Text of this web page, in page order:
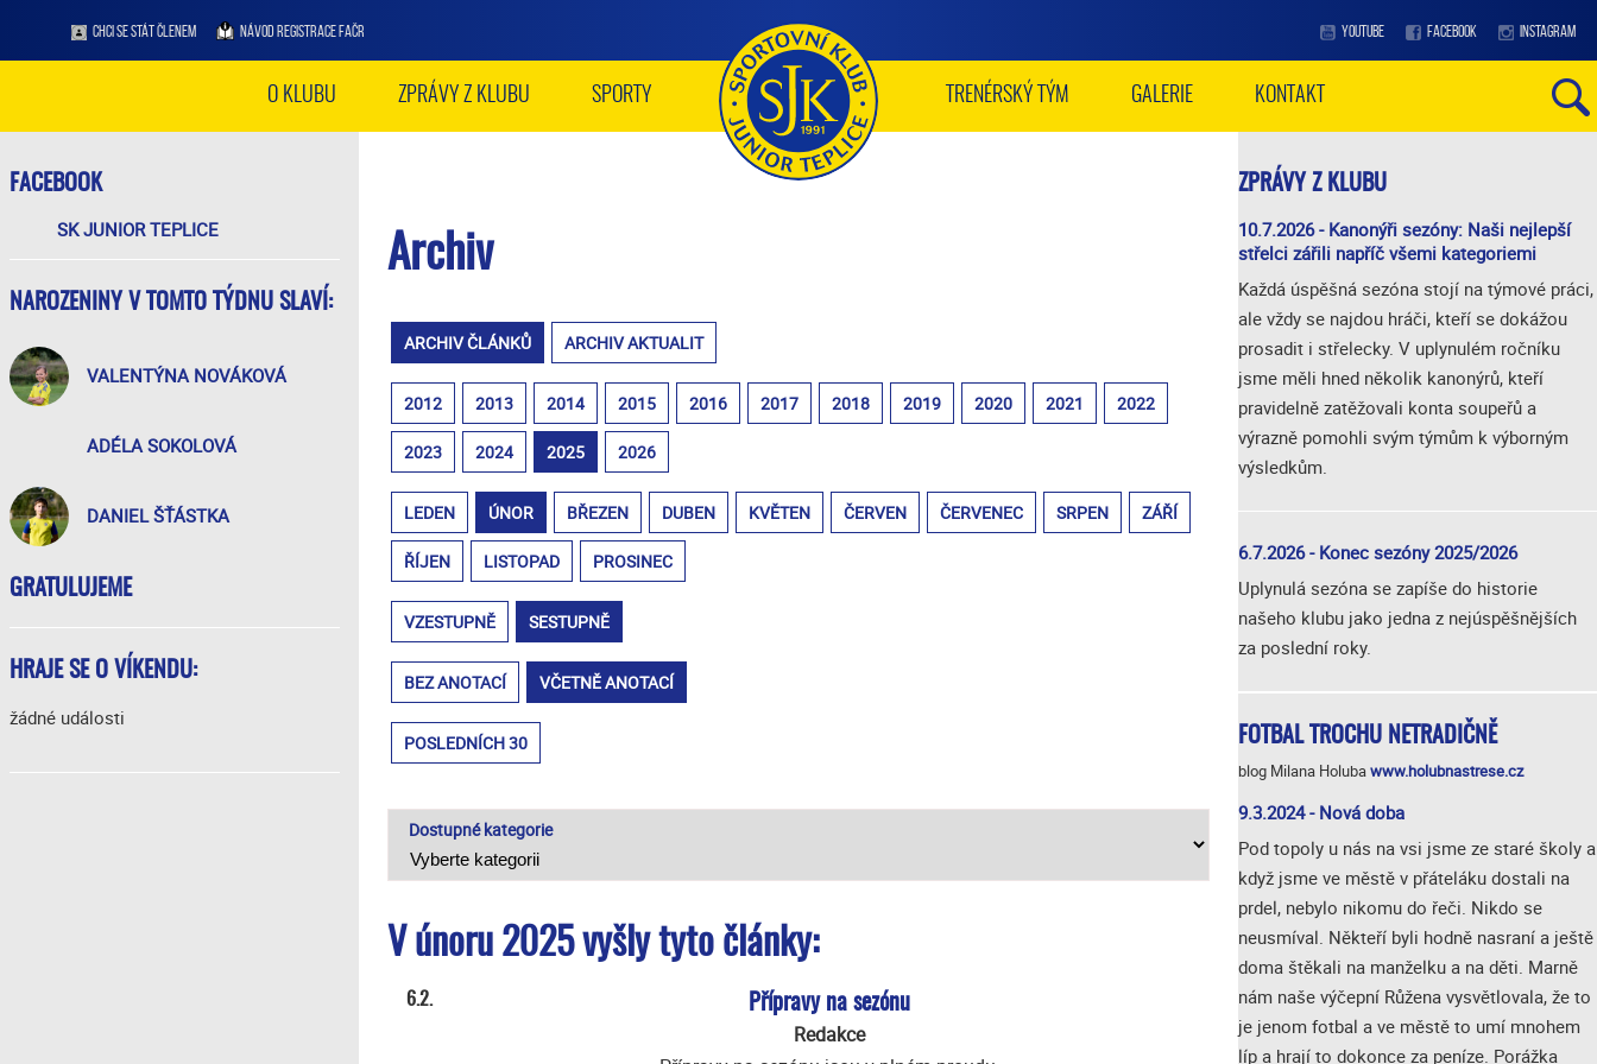
CHCI SE STÁT ČLENEM NÁVOD REGISTRACE FAČR YOUTUBE FACEBOOK INSTAGRAM
O KLUBU ZPRÁVY Z KLUBU SPORTY TRENÉRSKÝ TÝM GALERIE KONTAKT
FACEBOOK
SK JUNIOR TEPLICE
NAROZENINY V TOMTO TÝDNU SLAVÍ:
VALENTÝNA NOVÁKOVÁ
ADÉLA SOKOLOVÁ
DANIEL ŠŤÁSTKA
GRATULUJEME
HRAJE SE O VÍKENDU:
žádné události
Archiv
ARCHIV ČLÁNKŮ ARCHIV AKTUALIT
2012 2013 2014 2015 2016 2017 2018 2019 2020 2021 2022
2023 2024 2025 2026
LEDEN ÚNOR BŘEZEN DUBEN KVĚTEN ČERVEN ČERVENEC SRPEN ZÁŘÍ
ŘÍJEN LISTOPAD PROSINEC
VZESTUPNĚ SESTUPNĚ
BEZ ANOTACÍ VČETNĚ ANOTACÍ
POSLEDNÍCH 30
Dostupné kategorie
V únoru 2025 vyšly tyto články:
6.2. Přípravy na sezónu
Redakce
ZPRÁVY Z KLUBU
10.7.2026 - Kanonýři sezóny: Naši nejlepší
střelci zářili napříč všemi kategoriemi
Každá úspěšná sezóna stojí na týmové práci,
ale vždy se najdou hráči, kteří se dokážou
prosadit i střelecky. V uplynulém ročníku
jsme měli hned několik kanonýrů, kteří
pravidelně zatěžovali konta soupeřů a
výrazně pomohli svým týmům k výborným
výsledkům.
6.7.2026 - Konec sezóny 2025/2026
Uplynulá sezóna se zapíše do historie
našeho klubu jako jedna z nejúspěšnějších
za poslední roky.
FOTBAL TROCHU NETRADIČNĚ
blog Milana Holubawww.holubnastrese.cz
9.3.2024 - Nová doba
Pod topoly u nás na vsi jsme ze staré školy a
když jsme ve městě v přáteláku dostali na
prdel, nebylo nikomu do řeči. Nikdo se
neusmíval. Někteří byli hodně nasraní a ještě
doma štěkali na manželku a na děti. Marně
nám naše výčepní Růžena vysvětlovala, že to
je jenom fotbal a ve městě to umí mnohem
líp a hrají to dokonce za peníze. Porážka